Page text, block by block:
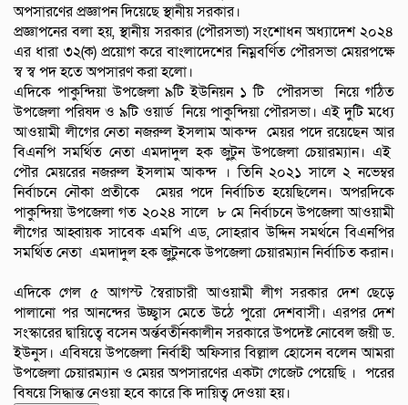
অপসারণের প্রজ্ঞাপন দিয়েছে স্থানীয় সরকার।
প্রজ্ঞাপনের বলা হয়, স্থানীয় সরকার (পৌরসভা) সংশোধন অধ্যাদেশ ২০২৪
এর ধারা ৩২(ক) প্রয়োগ করে বাংলাদেশের নিম্নবর্ণিত পৌরসভা মেয়রপক্ষে
স্ব স্ব পদ হতে অপসারণ করা হলো।
এদিকে পাকুন্দিয়া উপজেলা ৯টি ইউনিয়ন ১ টি পৌরসভা নিয়ে গঠিত
উপজেলা পরিষদ ও ৯টি ওয়ার্ড নিয়ে পাকুন্দিয়া পৌরসভা। এই দুটি মধ্যে
আওয়ামী লীগের নেতা নজরুল ইসলাম আকন্দ মেয়র পদে রয়েছেন আর
বিএনপি সমর্থিত নেতা এমদাদুল হক জুটুন উপজেলা চেয়ারম্যান। এই
পৌর মেয়রের নজরুল ইসলাম আকন্দ । তিনি ২০২১ সালে ২ নভেম্বর
নির্বাচনে নৌকা প্রতীকে মেয়র পদে নির্বাচিত হয়েছিলেন। অপরদিকে
পাকুন্দিয়া উপজেলা গত ২০২৪ সালে ৮ মে নির্বাচনে উপজেলা আওয়ামী
লীগের আহ্বায়ক সাবেক এমপি এড, সোহরাব উদ্দিন সমর্থনে বিএনপির
সমর্থিত নেতা এমদাদুল হক জুটুনকে উপজেলা চেয়ারম্যান নির্বাচিত করান।
এদিকে গেল ৫ আগস্ট স্বৈরাচারী আওয়ামী লীগ সরকার দেশ ছেড়ে
পালানো পর আনন্দের উচ্ছ্বাস মেতে উঠে পুরো দেশবাসী। এরপর দেশ
সংস্কারের দ্বায়িত্বে বসেন অর্ন্তবর্তীনকালীন সরকারে উপদেষ্ট নোবেল জয়ী ড.
ইউনুস। এবিষয়ে উপজেলা নির্বাহী অফিসার বিল্লাল হোসেন বলেন আমরা
উপজেলা চেয়ারম্যান ও মেয়র অপসারণের একটা গেজেট পেয়েছি । পরের
বিষয়ে সিদ্ধান্ত নেওয়া হবে কারে কি দায়িত্ব দেওয়া হয়।